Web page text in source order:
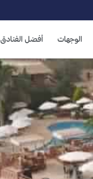
الوجهات أفضل الفنادق